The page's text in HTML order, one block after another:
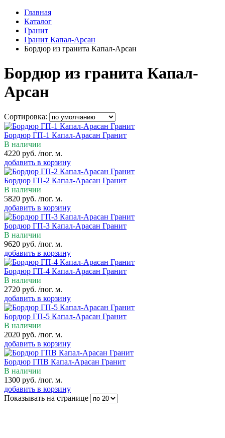
Главная
Каталог
Гранит
Гранит Капал-Арсан
Бордюр из гранита Капал-Арсан
Бордюр из гранита Капал-
Арсан
Сортировка:
Бордюр ГП-1 Капал-Арасан Гранит
В наличии
4220 руб. /пог. м.
добавить в корзину
Бордюр ГП-2 Капал-Арасан Гранит
В наличии
5820 руб. /пог. м.
добавить в корзину
Бордюр ГП-3 Капал-Арасан Гранит
В наличии
9620 руб. /пог. м.
добавить в корзину
Бордюр ГП-4 Капал-Арасан Гранит
В наличии
2720 руб. /пог. м.
добавить в корзину
Бордюр ГП-5 Капал-Арасан Гранит
В наличии
2020 руб. /пог. м.
добавить в корзину
Бордюр ГПВ Капал-Арасан Гранит
В наличии
1300 руб. /пог. м.
добавить в корзину
Показывать на странице